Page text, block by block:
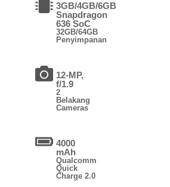
3GB/4GB/6GB
Snapdragon
636 SoC
32GB/64GB
Penyimpanan
12-MP,
f/1.9
2
Belakang
Cameras
4000
mAh
Qualcomm
Quick
Charge 2.0